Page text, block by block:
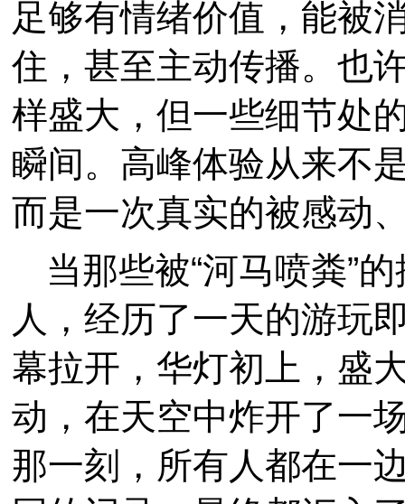
足够有情绪价值，能被
住，甚至主动传播。也
样盛大，但一些细节处
瞬间。高峰体验从来不
而是一次真实的被感动
当那些被“河马喷粪”
人，经历了一天的游玩
幕拉开，华灯初上，盛
动，在天空中炸开了一
那一刻，所有人都在一